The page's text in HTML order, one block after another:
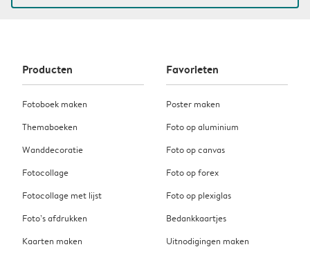
Producten
Fotoboek maken
Themaboeken
Wanddecoratie
Fotocollage
Fotocollage met lijst
Foto’s afdrukken
Kaarten maken
Favorieten
Poster maken
Foto op aluminium
Foto op canvas
Foto op forex
Foto op plexiglas
Bedankkaartjes
Uitnodigingen maken